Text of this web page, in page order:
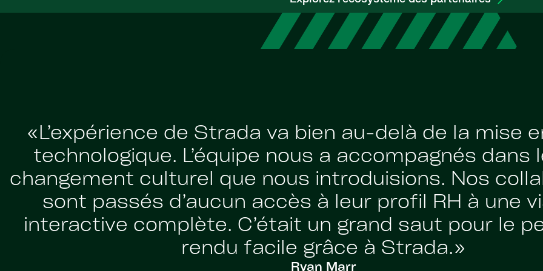
«L’expérience de Strada va bien au-delà de la mise
technologique. L’équipe nous a accompagnés dans
changement culturel que nous introduisions. Nos
sont passés d’aucun accès à leur profil RH à une
interactive complète. C’était un grand saut pour le
rendu facile grâce à Strada.»
Ryan Marr